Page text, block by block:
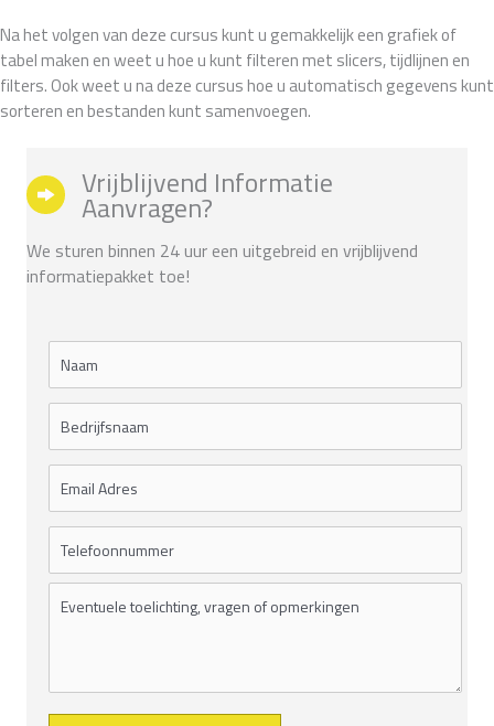
Na het volgen van deze cursus kunt u gemakkelijk een grafiek of
tabel maken en weet u hoe u kunt filteren met slicers, tijdlijnen en
filters. Ook weet u na deze cursus hoe u automatisch gegevens kunt
sorteren en bestanden kunt samenvoegen.
Vrijblijvend Informatie
Aanvragen?
We sturen binnen 24 uur een uitgebreid en vrijblijvend
informatiepakket toe!